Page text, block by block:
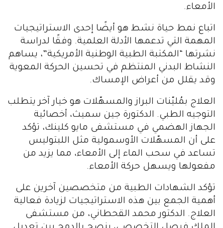
الأمعاء.
اتباع نمط حياة نشط هو أيضًا إحدى الاستراتيجيات
المهمة التي تدعمها الأدلة العلمية. وفقًا لدراسة
نشرتها “المكتبة الطبية الوطنية الأمريكية”، يساهم
النشاط البدني المنتظم في تحسين الحركة المعوية
وقد يقلل من أعراض الإمساك.
العلاج بمُليّنات البراز والمسهّلات هو خيار آخر يتطلب
التوجيه الطبي. الدكتورة جين سميث، أخصائية
الجهاز الهضمي في مستشفى مايو كلينك، تؤكد
على أن المسهّلات الأوسمولية مثل اللبتوليس
تساعد في سحب الماء إلى الأمعاء، مما يزيد من
مفعولها ويسهل حركة الأمعاء.
تؤكد الشهادات الطبية من متخصصين آخرين على
أهمية الجمع بين هذه الاستراتيجيات لزيادة فعالية
العلاج. الدكتور محمد القحطاني، من مستشفى